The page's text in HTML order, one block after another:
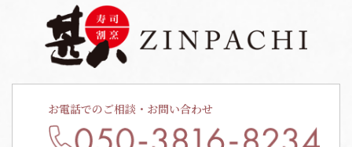
お電話でのご相談・お問い合わせ